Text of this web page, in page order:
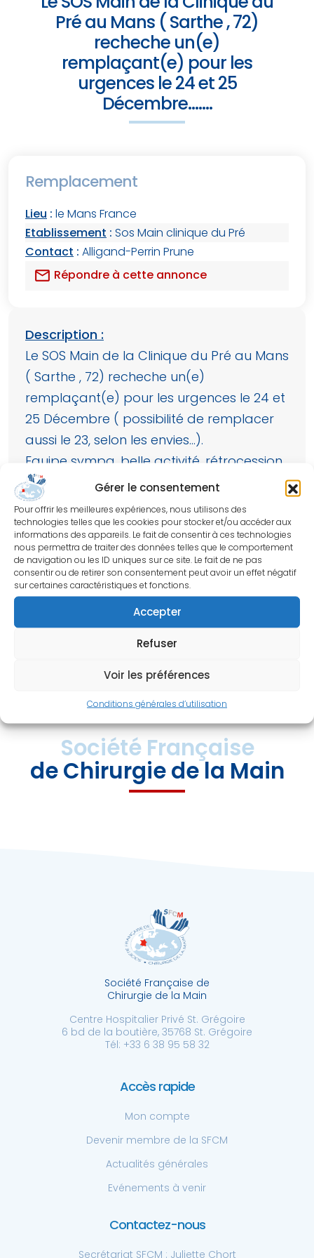
Gérer le consentement
Pour offrir les meilleures expériences, nous utilisons des
technologies telles que les cookies pour stocker et/ou accéder aux
informations des appareils. Le fait de consentir à ces technologies
nous permettra de traiter des données telles que le comportement
de navigation ou les ID uniques sur ce site. Le fait de ne pas
consentir ou de retirer son consentement peut avoir un effet négatif
sur certaines caractéristiques et fonctions.
Accepter
Refuser
Voir les préférences
Conditions générales d’utilisation
Pré au Mans ( Sarthe , 72)
recheche un(e)
remplaçant(e) pour les
urgences le 24 et 25
Décembre.......
Remplacement
Lieu : le Mans France
Etablissement : Sos Main clinique du Pré
Contact : Alligand-Perrin Prune
mail Répondre à cette annonce
Description :
Le SOS Main de la Clinique du Pré au Mans
( Sarthe , 72) recheche un(e)
remplaçant(e) pour les urgences le 24 et
25 Décembre ( possibilité de remplacer
aussi le 23, selon les envies…).
Equipe sympa, belle activité, rétrocession
70%. N’hésitez pas à nous contacter pour
plus de détails!
Docteur Alligand-Perrin Prune
Tél : +33685404124
dr.alligandperrin@chir-main.fr
RETOUR À LA LISTE DES ANNONCES
Société Française
de Chirurgie de la Main
Société Française de
Chirurgie de la Main
Centre Hospitalier Privé St. Grégoire
6 bd de la boutière, 35768 St. Grégoire
Tél: +33 6 38 95 58 32
Accès rapide
Mon compte
Devenir membre de la SFCM
Actualités générales
Evénements à venir
Contactez-nous
Secrétariat SFCM : Juliette Chort